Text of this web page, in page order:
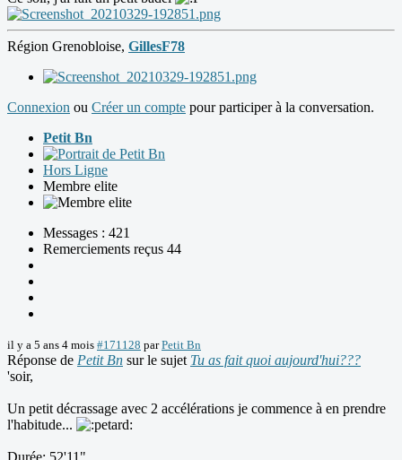
Région Grenobloise, GillesF78
Connexion ou Créer un compte pour participer à la conversation.
Petit Bn
Hors Ligne
Membre elite
Messages : 421
Remerciements reçus 44
il y a 5 ans 4 mois #171128 parPetit Bn
Réponse de Petit Bn sur le sujet Tu as fait quoi aujourd'hui???
'soir,
Un petit décrassage avec 2 accélérations je commence à en prendre
l'habitude...